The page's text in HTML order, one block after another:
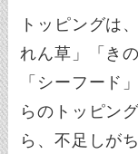
トッピングは
れん草」「き
「シーフード
らのトッピン
ら、不足しが